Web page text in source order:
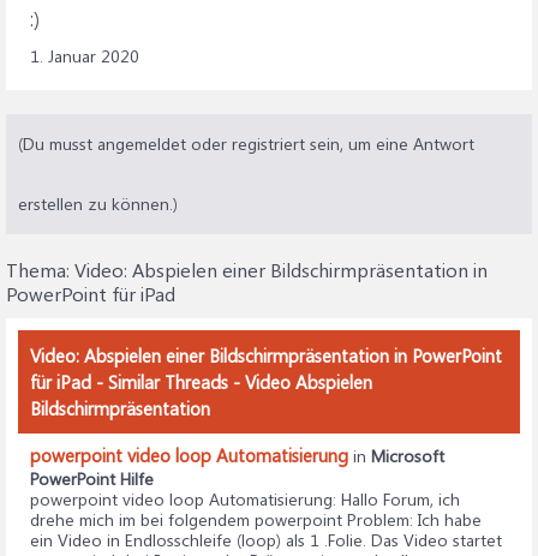
:)
1. Januar 2020
(Du musst angemeldet oder registriert sein, um eine Antwort
erstellen zu können.)
Thema: Video: Abspielen einer Bildschirmpräsentation in
PowerPoint für iPad
Video: Abspielen einer Bildschirmpräsentation in PowerPoint
für iPad - Similar Threads - Video Abspielen
Bildschirmpräsentation
powerpoint video loop Automatisierung in Microsoft
PowerPoint Hilfe
powerpoint video loop Automatisierung: Hallo Forum, ich
drehe mich im bei folgendem powerpoint Problem: Ich habe
ein Video in Endlosschleife (loop) als 1 .Folie. Das Video startet